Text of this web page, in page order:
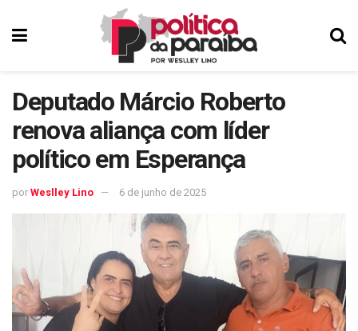
Deputado Márcio Roberto
renova aliança com líder
político em Esperança
por Weslley Lino 6 de junho de 2025